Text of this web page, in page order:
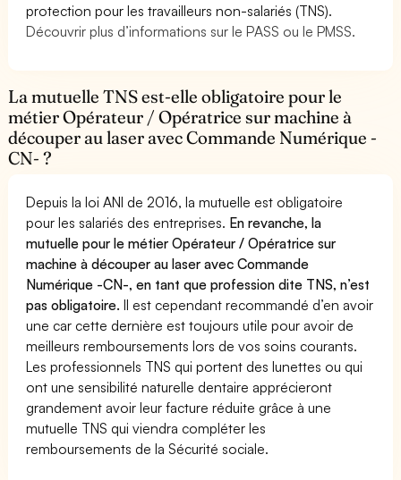
protection pour les travailleurs non-salariés (TNS).
Découvrir plus d’informations sur le PASS ou le PMSS.
La mutuelle TNS est-elle obligatoire pour le
métier Opérateur / Opératrice sur machine à
découper au laser avec Commande Numérique -
CN- ?
Depuis la loi ANI de 2016, la mutuelle est obligatoire
pour les salariés des entreprises. En revanche, la
mutuelle pour le métier Opérateur / Opératrice sur
machine à découper au laser avec Commande
Numérique -CN-, en tant que profession dite TNS, n’est
pas obligatoire.Il est cependant recommandé d’en avoir
une car cette dernière est toujours utile pour avoir de
meilleurs remboursements lors de vos soins courants.
Les professionnels TNS qui portent des lunettes ou qui
ont une sensibilité naturelle dentaire apprécieront
grandement avoir leur facture réduite grâce à une
mutuelle TNS qui viendra compléter les
remboursements de la Sécurité sociale.